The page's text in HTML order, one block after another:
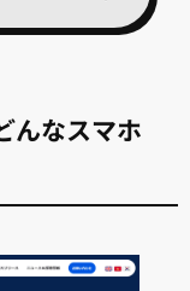
んなスマホ